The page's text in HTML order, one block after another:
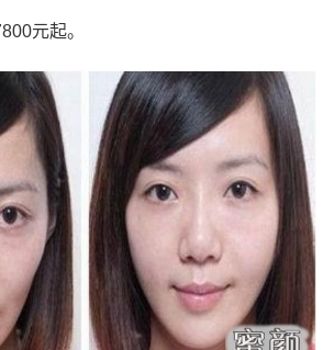
元起。